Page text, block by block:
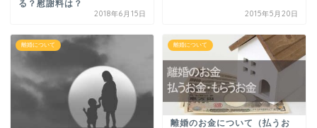
る？慰謝料は？
2018年6月15日 2015年5月20日
離婚について 離婚について
離婚のお金について（払うお